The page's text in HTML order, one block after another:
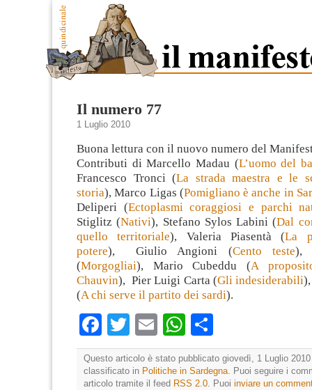
Il numero 77
1 Luglio 2010
Buona lettura con il nuovo numero del
Contributi di Marcello Madau (L’uomo del
Francesco Tronci (La strada maestra e le
storia), Marco Ligas (Pomigliano è anche in
Deliperi (Ectoplasmi coraggiosi e parchi
Stiglitz (Nativi), Stefano Sylos Labini (Dal
quello territoriale), Valeria Piasentà (La
potere), Giulio Angioni (Cento teste),
(Morgogliai), Mario Cubeddu (A
Chauvin), Pier Luigi Carta (Gli indesiderabili
(A chi serve il partito dei sardi).
Facebook
TwitterEmailWhatsApp
Questo articolo è stato pubblicato giovedì, 1 Luglio
classificato in Politiche in Sardegna. Puoi seguire i
articolo tramite il feed RSS 2.0. Puoi inviare un